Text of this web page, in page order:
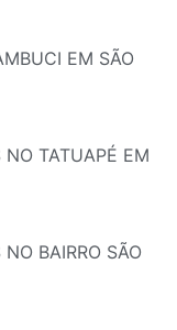
EM SÃO
TATUAPÉ EM
BAIRRO SÃO